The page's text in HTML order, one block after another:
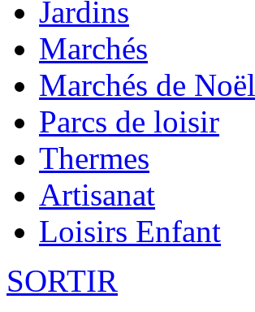
Jardins
Marchés
Marchés de Noël
Parcs de loisir
Thermes
Artisanat
Loisirs Enfant
SORTIR